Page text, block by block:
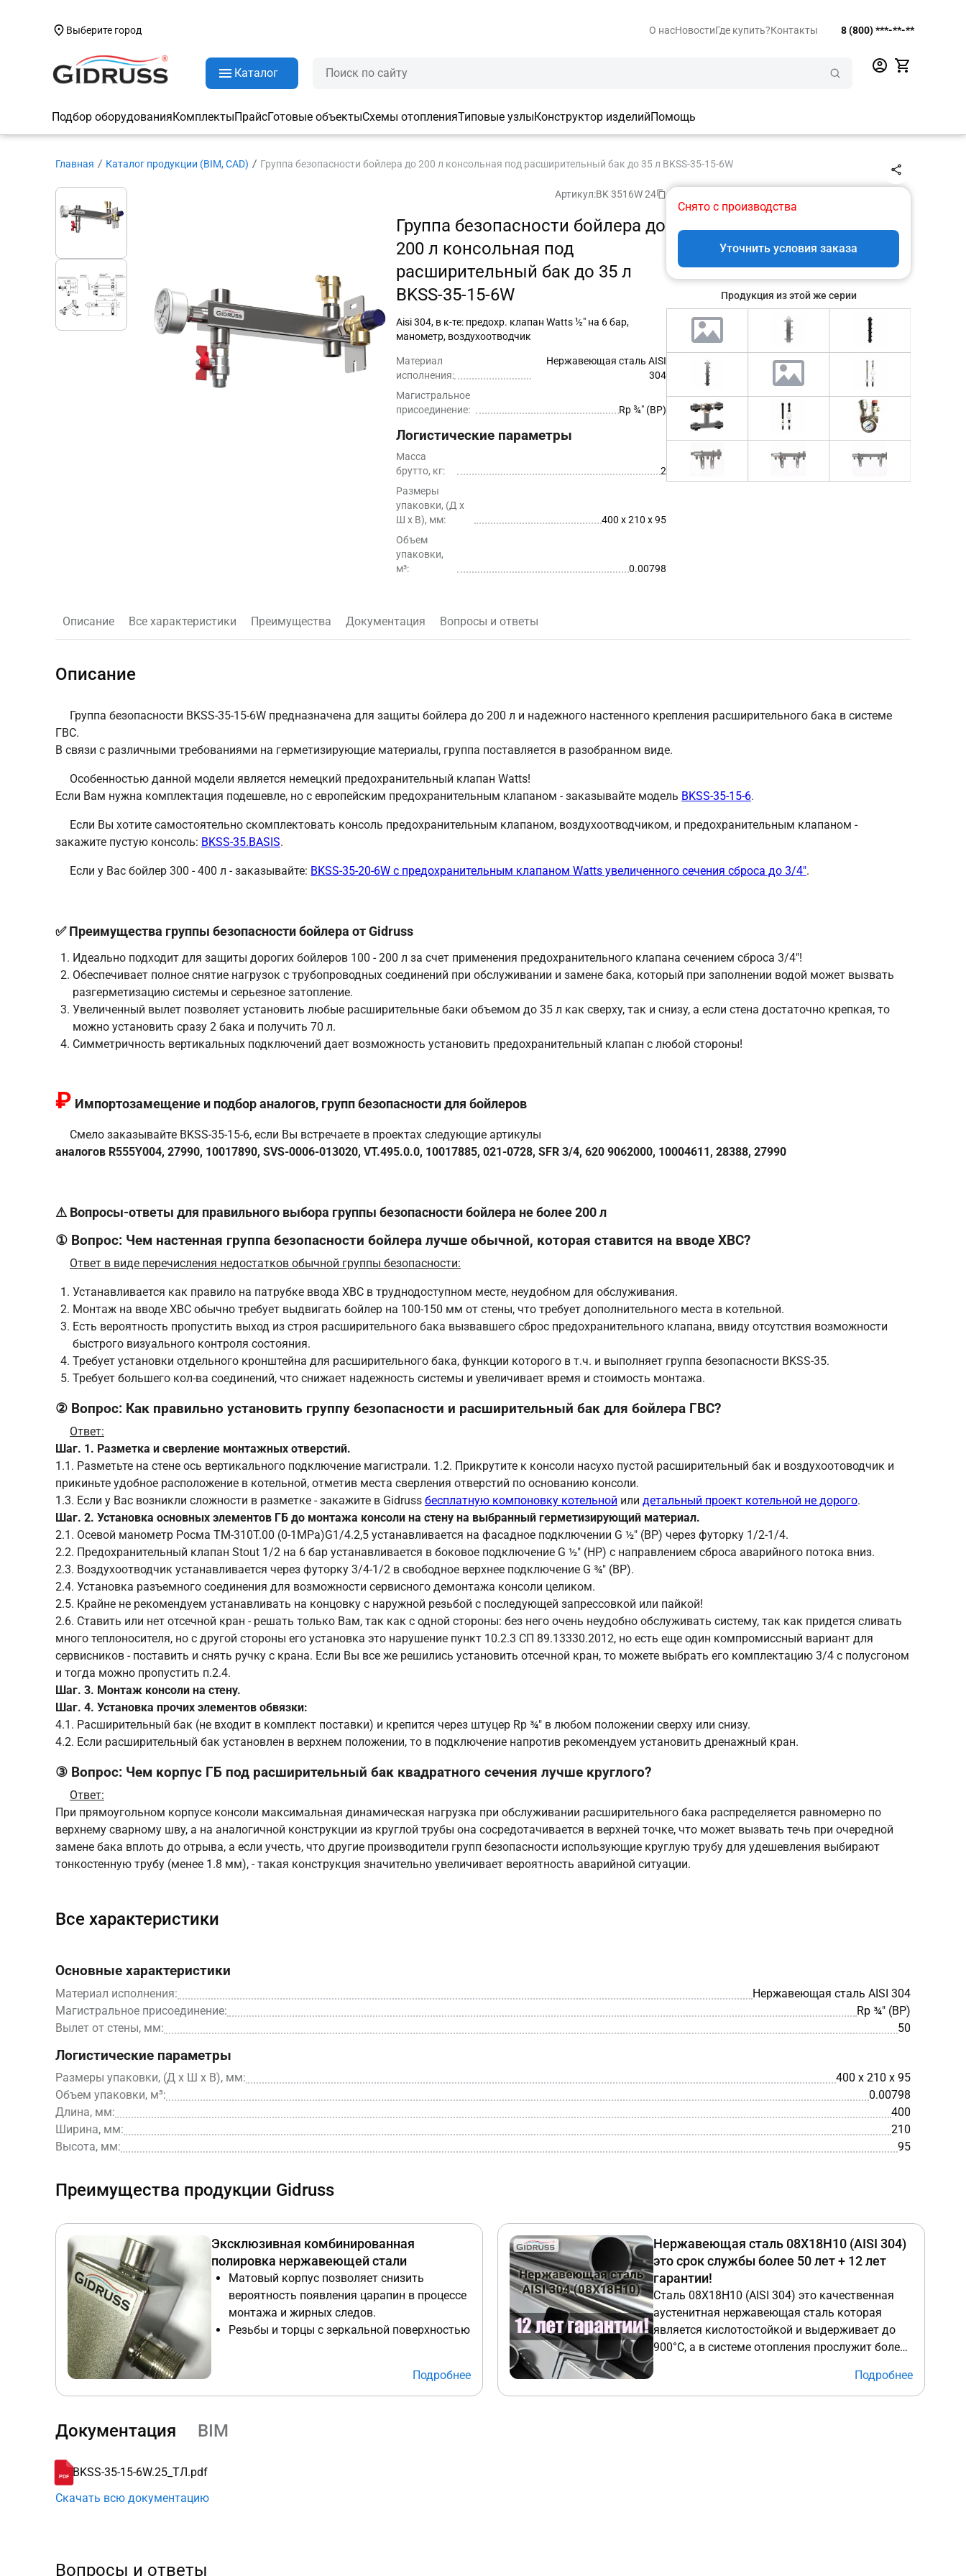
Выберите город О насНовостиГде купить?Контакты 8 (800) ***-**-**
Каталог
Подбор оборудованияКомплектыПрайсГотовые объектыСхемы отопленияТиповые узлыКонструктор изделийПомощь
Главная Каталог продукции (BIM, CAD) Группа безопасности бойлера до 200 л консольная под расширительный бак до 35 л BKSS-35-15-6W
Артикул:BK 3516W 24
Группа безопасности бойлера до
200 л консольная под
расширительный бак до 35 л
BKSS-35-15-6W
Aisi 304, в к-те: предохр. клапан Watts ½″ на 6 бар,
манометр, воздухоотводчик
Материал
исполнения:
Нержавеющая сталь AISI
304
Магистральное
присоединение:
Rp ¾″ (ВР)
Логистические параметры
Масса
брутто, кг:
2
Размеры
упаковки, (Д x
Ш х В), мм:
400 x 210 x 95
Объем
упаковки,
м³:
0.00798
Снято с производства
Уточнить условия заказа
Продукция из этой же серии
Описание Все характеристики Преимущества Документация Вопросы и ответы
Описание
Группа безопасности BKSS-35-15-6W предназначена для защиты бойлера до 200 л и надежного настенного крепления расширительного бака в системе
ГВС.
В связи с различными требованиями на герметизирующие материалы, группа поставляется в разобранном виде.
Особенностью данной модели является немецкий предохранительный клапан Watts!
Если Вам нужна комплектация подешевле, но с европейским предохранительным клапаном - заказывайте модель BKSS-35-15-6.
Если Вы хотите самостоятельно скомплектовать консоль предохранительным клапаном, воздухоотводчиком, и предохранительным клапаном -
закажите пустую консоль: BKSS-35.BASIS.
Если у Вас бойлер 300 - 400 л - заказывайте: BKSS-35-20-6W с предохранительным клапаном Watts увеличенного сечения сброса до 3/4″.
✅ Преимущества группы безопасности бойлера от Gidruss
Идеально подходит для защиты дорогих бойлеров 100 - 200 л за счет применения предохранительного клапана сечением сброса 3/4″!
Обеспечивает полное снятие нагрузок с трубопроводных соединений при обслуживании и замене бака, который при заполнении водой может вызвать
разгерметизацию системы и серьезное затопление.
Увеличенный вылет позволяет установить любые расширительные баки объемом до 35 л как сверху, так и снизу, а если стена достаточно крепкая, то
можно установить сразу 2 бака и получить 70 л.
Симметричность вертикальных подключений дает возможность установить предохранительный клапан с любой стороны!
₽ Импортозамещение и подбор аналогов, групп безопасности для бойлеров
Смело заказывайте BKSS-35-15-6, если Вы встречаете в проектах следующие артикулы
аналогов R555Y004, 27990, 10017890, SVS-0006-013020, VT.495.0.0, 10017885, 021-0728, SFR 3/4, 620 9062000, 10004611, 28388, 27990
⚠ Вопросы-ответы для правильного выбора группы безопасности бойлера не более 200 л
① Вопрос: Чем настенная группа безопасности бойлера лучше обычной, которая ставится на вводе ХВС?
Ответ в виде перечисления недостатков обычной группы безопасности:
Устанавливается как правило на патрубке ввода ХВС в труднодоступном месте, неудобном для обслуживания.
Монтаж на вводе ХВС обычно требует выдвигать бойлер на 100-150 мм от стены, что требует дополнительного места в котельной.
Есть вероятность пропустить выход из строя расширительного бака вызвавшего сброс предохранительного клапана, ввиду отсутствия возможности
быстрого визуального контроля состояния.
Требует установки отдельного кронштейна для расширительного бака, функции которого в т.ч. и выполняет группа безопасности BKSS-35.
Требует большего кол-ва соединений, что снижает надежность системы и увеличивает время и стоимость монтажа.
② Вопрос: Как правильно установить группу безопасности и расширительный бак для бойлера ГВС?
Ответ:
Шаг. 1. Разметка и сверление монтажных отверстий.
1.1. Разметьте на стене ось вертикального подключение магистрали. 1.2. Прикрутите к консоли насухо пустой расширительный бак и воздухоотоводчик и
прикиньте удобное расположение в котельной, отметив места сверления отверстий по основанию консоли.
1.3. Если у Вас возникли сложности в разметке - закажите в Gidruss бесплатную компоновку котельной или детальный проект котельной не дорого.
Шаг. 2. Установка основных элементов ГБ до монтажа консоли на стену на выбранный герметизирующий материал.
2.1. Осевой манометр Росма ТМ-310Т.00 (0-1MPa)G1/4.2,5 устанавливается на фасадное подключении G ½″ (ВР) через футорку 1/2-1/4.
2.2. Предохранительный клапан Stout 1/2 на 6 бар устанавливается в боковое подключение G ½″ (НР) с направлением сброса аварийного потока вниз.
2.3. Воздухоотводчик устанавливается через футорку 3/4-1/2 в свободное верхнее подключение G ¾″ (ВР).
2.4. Установка разъемного соединения для возможности сервисного демонтажа консоли целиком.
2.5. Крайне не рекомендуем устанавливать на концовку с наружной резьбой с последующей запрессовкой или пайкой!
2.6. Ставить или нет отсечной кран - решать только Вам, так как с одной стороны: без него очень неудобно обслуживать систему, так как придется сливать
много теплоносителя, но с другой стороны его установка это нарушение пункт 10.2.3 СП 89.13330.2012, но есть еще один компромиссный вариант для
сервисников - поставить и снять ручку с крана. Если Вы все же решились установить отсечной кран, то можете выбрать его комплектацию 3/4 с полусгоном
и тогда можно пропустить п.2.4.
Шаг. 3. Монтаж консоли на стену.
Шаг. 4. Установка прочих элементов обвязки:
4.1. Расширительный бак (не входит в комплект поставки) и крепится через штуцер Rp ¾″ в любом положении сверху или снизу.
4.2. Если расширительный бак установлен в верхнем положении, то в подключение напротив рекомендуем установить дренажный кран.
③ Вопрос: Чем корпус ГБ под расширительный бак квадратного сечения лучше круглого?
Ответ:
При прямоугольном корпусе консоли максимальная динамическая нагрузка при обслуживании расширительного бака распределяется равномерно по
верхнему сварному шву, а на аналогичной конструкции из круглой трубы она сосредотачивается в верхней точке, что может вызвать течь при очередной
замене бака вплоть до отрыва, а если учесть, что другие производители групп безопасности использующие круглую трубу для удешевления выбирают
тонкостенную трубу (менее 1.8 мм), - такая конструкция значительно увеличивает вероятность аварийной ситуации.
Все характеристики
Основные характеристики
Материал исполнения:
Нержавеющая сталь AISI 304
Магистральное присоединение:
Rp ¾″ (ВР)
Вылет от стены, мм:
50
Логистические параметры
Размеры упаковки, (Д x Ш х В), мм:
400 x 210 x 95
Объем упаковки, м³:
0.00798
Длина, мм:
400
Ширина, мм:
210
Высота, мм:
95
Преимущества продукции Gidruss
Эксклюзивная комбинированная
полировка нержавеющей стали
Матовый корпус позволяет снизить
вероятность появления царапин в процессе
монтажа и жирных следов.
Резьбы и торцы с зеркальной поверхностью
Подробнее
Нержавеющая сталь 08Х18Н10 (AISI 304)
это срок службы более 50 лет + 12 лет
гарантии!
Сталь 08Х18Н10 (AISI 304) это качественная
аустенитная нержавеющая сталь которая
является кислотостойкой и выдерживает до
900°С, а в системе отопления прослужит более
AISI 304 от дешевых аналогов, подверженных
коррозии AISI 430 ("ферритка"), AISI 201 (Eco),
Подробнее
Документация BIM
BKSS-35-15-6W.25_ТЛ.pdf
Скачать всю документацию
Вопросы и ответы